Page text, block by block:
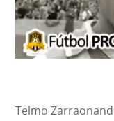
Telmo